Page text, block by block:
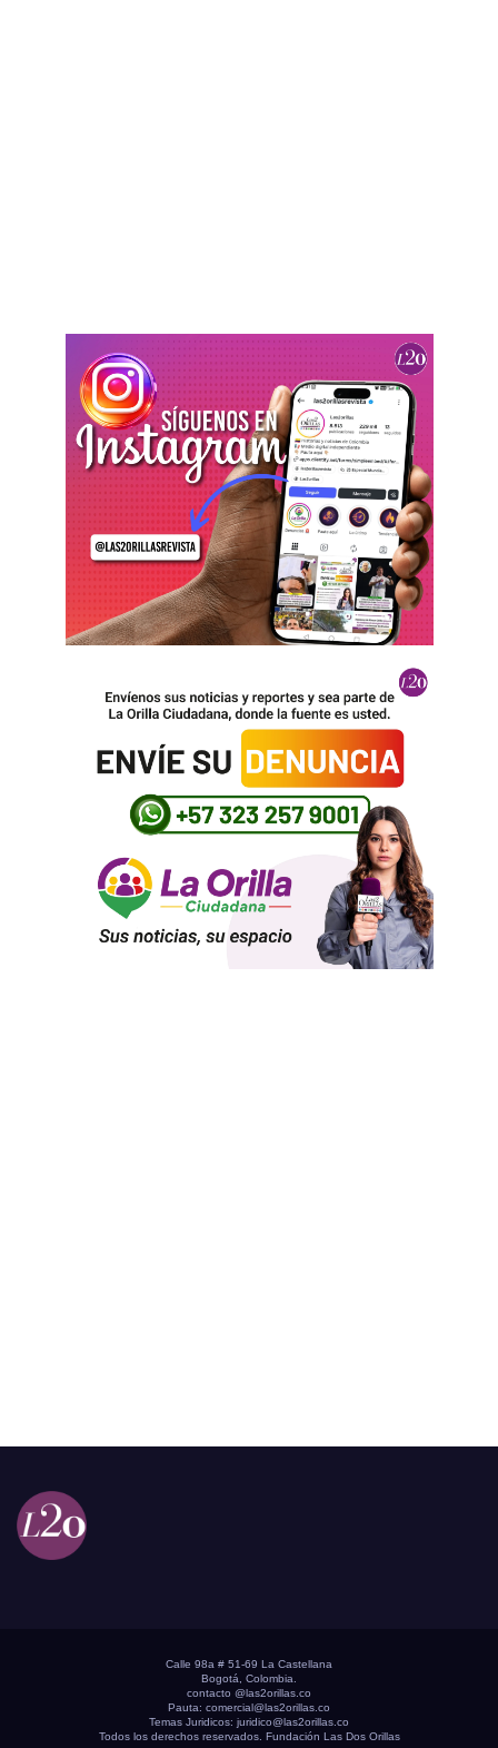
Calle 98a # 51-69 La Castellana
Bogotá, Colombia.
contacto @las2orillas.co
Pauta: comercial@las2orillas.co
Temas Juridicos: juridico@las2orillas.co
Todos los derechos reservados. Fundación Las Dos Orillas